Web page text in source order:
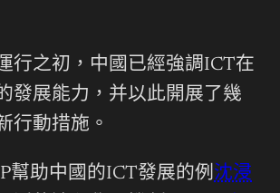
行之初，中國已經強調ICT在
發展能力，并以此開展了幾
行動措施。
幫助中國的ICT發展的例沈浸